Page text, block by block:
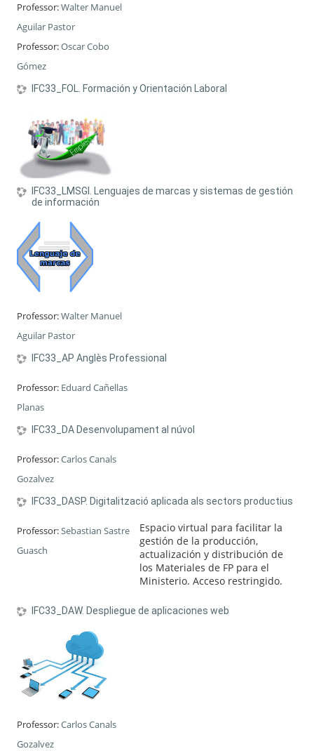
Professor:Walter Manuel
Aguilar Pastor
Professor:Oscar Cobo
Gómez
IFC33_FOL. Formación y Orientación Laboral
IFC33_LMSGI. Lenguajes de marcas y sistemas de gestión
de información
Professor:Walter Manuel
Aguilar Pastor
IFC33_AP Anglès Professional
Professor: Eduard Cañellas
Planas
IFC33_DA Desenvolupament al núvol
Professor:Carlos Canals
Gozalvez
IFC33_DASP. Digitalització aplicada als sectors productius
Espacio virtual para facilitar la
gestión de la producción,
actualización y distribución de
los Materiales de FP para el
Ministerio. Acceso restringido.
Professor:Sebastian Sastre
Guasch
IFC33_DAW. Despliegue de aplicaciones web
Professor:Carlos Canals
Gozalvez